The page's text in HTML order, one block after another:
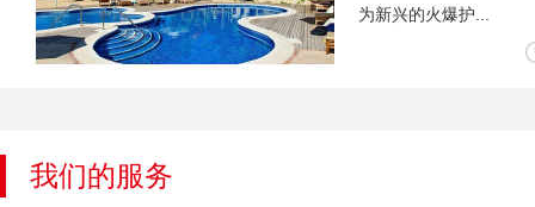
为新兴的火爆护...
我们的服务